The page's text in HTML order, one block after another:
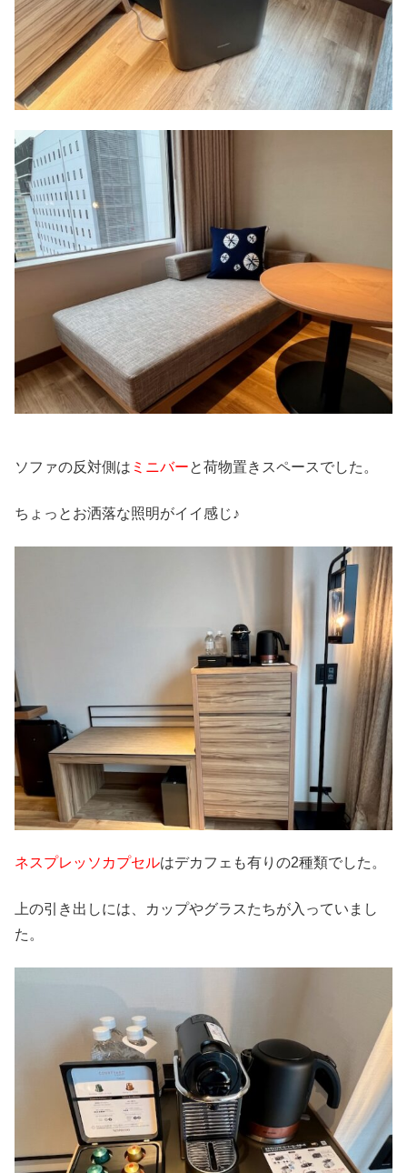
ソファの反対側は ミニバーと荷物置きスペースでした。
ちょっとお洒落な照明がイイ感じ♪
ネスプレッソカプセルはデカフェも有りの2種類でした。
上の引き出しには、カップやグラスたちが入っていまし
た。